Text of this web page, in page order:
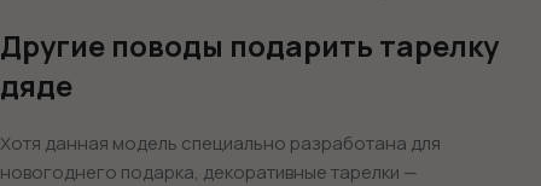
Другие поводы подарить тарелку
дяде
Хотя данная модель специально разработана для
новогоднего подарка, декоративные тарелки —